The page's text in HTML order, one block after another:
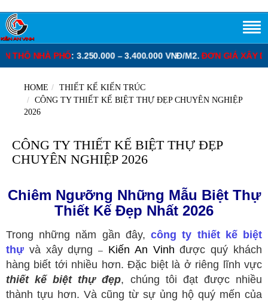
VNĐ/M2. ĐƠN GIÁ XÂY DỰNG PHẦN THÔ BIỆT THỰ:
HOME
THIẾT KẾ KIẾN TRÚC
CÔNG TY THIẾT KẾ BIỆT THỰ ĐẸP CHUYÊN NGHIỆP
2026
CÔNG TY THIẾT KẾ BIỆT THỰ ĐẸP
CHUYÊN NGHIỆP 2026
Chiêm Ngưỡng Những Mẫu Biệt Thự
Thiết Kế Đẹp Nhất 2026
Trong những năm gần đây,công ty thiết kế biệt
thự và xây dựng– Kiến An Vinh được quý khách
hàng biết tới nhiều hơn. Đặc biệt là ở riêng lĩnh vực
thiết kế biệt thự đẹp, chúng tôi đạt được nhiều
thành tựu hơn. Và cũng từ sự ủng hộ quý mến của